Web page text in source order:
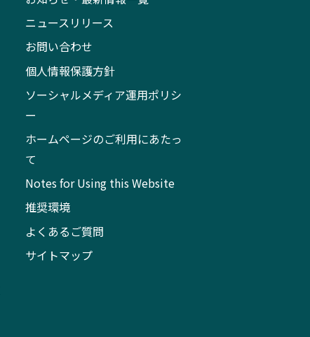
ニュースリリース
お問い合わせ
個人情報保護方針
ソーシャルメディア運用ポリシ
ー
ホームページのご利用にあたっ
て
Notes for Using this Website
推奨環境
よくあるご質問
サイトマップ